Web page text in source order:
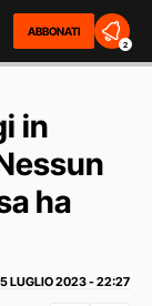
ABBONATI
2
in
ha
5 LUGLIO 2023 - 22:27